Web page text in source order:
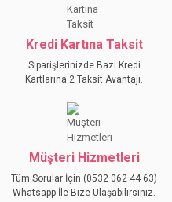
Kredi Kartına Taksit
Siparişlerinizde Bazı Kredi
Kartlarına 2 Taksit Avantajı.
Müşteri Hizmetleri
Tüm Sorular İçin (0532 062 44 63)
Whatsapp İle Bize Ulaşabilirsiniz.